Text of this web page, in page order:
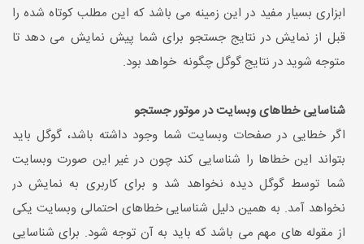
ابزاری بسیار مفید در این زمینه می باشد که این مطلب کوتاه شده را
قبل از نمایش در نتایج جستجو برای شما پیش نمایش می دهد تا
متوجه شوید در نتایج گوگل چگونه خواهد بود.
شناسایی خطاهای وبسایت در موتور جستجو
اگر خطایی در صفحات وبسایت شما وجود داشته باشد، گوگل باید
بتواند این خطاها را شناسایی کند چون در غیر این صورت وبسایت
شما توسط گوگل دیده نخواهد شد و برای کاربری به نمایش در
نخواهد آمد. به همین دلیل شناسایی خطاهای احتمالی وبسایت یکی
از مقوله های مهم می باشد که باید به آن توجه شود. برای شناسایی